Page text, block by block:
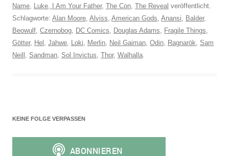
Name, Luke, I Am Your Father, The Con, The Reveal veröffentlicht.
Schlagworte: Alan Moore, Alviss, American Gods, Anansi, Balder,
Beowulf, Czernobog, DC Comics, Douglas Adams, Fragile Things,
Götter, Hel , Jahwe, Loki, Merlin, Neil Gaiman, Odin, Ragnarök, Sam
Neill , Sandman, Sol Invictus, Thor, Walhalla.
KEINE FOLGE VERPASSEN